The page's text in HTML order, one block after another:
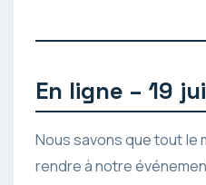
En ligne – 19
Nous savons que tout le
rendre à notre